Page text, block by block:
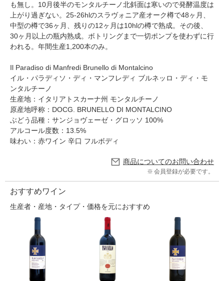
も無し。10月後半のモンタルチーノ北斜面は寒いので発酵温度は
上がり過ぎない。25-26hlのスラヴォニア産オーク樽で48ヶ月、
中型の樽で36ヶ月、残りの12ヶ月は10hlの樽で熟成。その後、
30ヶ月以上の瓶内熟成。ボトリングまで一切ポンプを使わずに行
われる。年間生産1,200本のみ。
Il Paradiso di Manfredi Brunello di Montalcino
イル・パラディソ・ディ・マンフレディ ブルネッロ・ディ・モ
ンタルチーノ
生産地：イタリアトスカーナ州 モンタルチーノ
原産地呼称：DOCG. BRUNELLO DI MONTALCINO
ぶどう品種：サンジョヴェーゼ・グロッソ 100%
アルコール度数：13.5%
味わい：赤ワイン 辛口 フルボディ
商品についてのお問い合わせ
会員登録が必要です。
おすすめワイン
生産者・産地・タイプ・価格を元におすすめ